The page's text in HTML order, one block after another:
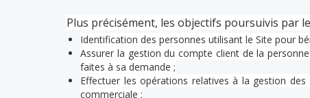
Plus précisément, les objectifs poursuivis par
Identification des personnes utilisant le Site pour
Assurer la gestion du compte client de la
faites à sa demande ;
Effectuer les opérations relatives à la gestion
commerciale ;